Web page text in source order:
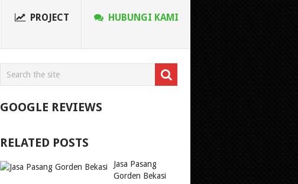
PROJECT HUBUNGI KAMI
GOOGLE REVIEWS
RELATED POSTS
Jasa Pasang
Gorden Bekasi